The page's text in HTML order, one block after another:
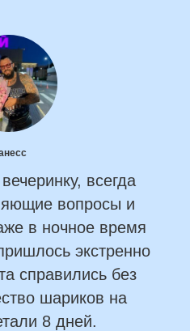
всегда
вопросы и
в ночное время
экстренно
справились без
шариков на
8 дней.